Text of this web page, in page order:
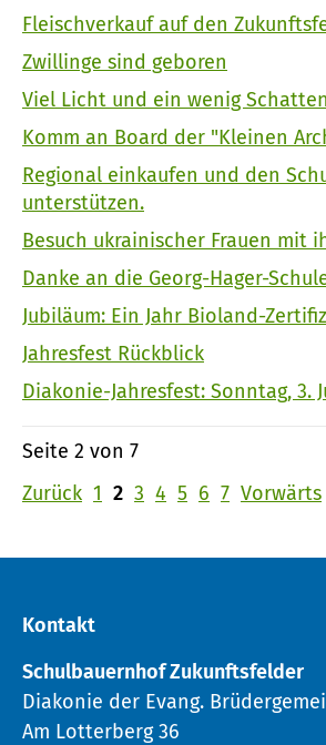
Fleischverkauf auf den
Zwillinge sind geboren
Viel Licht und ein wenig Schatten
Komm an Board der "Kleinen
Regional einkaufen und den
unterstützen.
Besuch ukrainischer Frauen mit
Danke an die Georg-Hager-
Jubiläum: Ein Jahr Bioland-
Jahresfest Rückblick
Diakonie-Jahresfest: Sonntag, 3.
Seite 2 von 7
Zurück 1 2 3 4 5 6 7 Vorwärts
Kontakt
Schulbauernhof Zukunftsfelder
Diakonie der Evang.
Am Lotterberg 36